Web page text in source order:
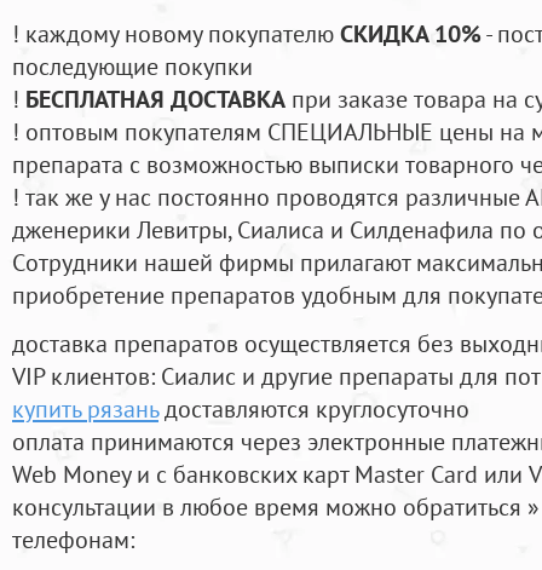
! каждому новому покупателюСКИДКА 10%-
последующие покупки
! БЕСПЛАТНАЯ ДОСТАВКА при заказе товара на
! оптовым покупателям СПЕЦИАЛЬНЫЕ цены на
препарата с возможностью выписки товарного
! так же у нас постоянно проводятся
дженерики Левитры, Сиалиса и Силденафила по
Cотрудники нашей фирмы прилагают
приобретение препаратов удобным для
доставка препаратов осуществляется без
VIP клиентов: Сиалис и другие препараты для
купить рязаньдоставляются круглосуточно
оплата принимаются через электронные
Web Money и с банковских карт Master Card или
консультации в любое время можно обратиться
телефонам: